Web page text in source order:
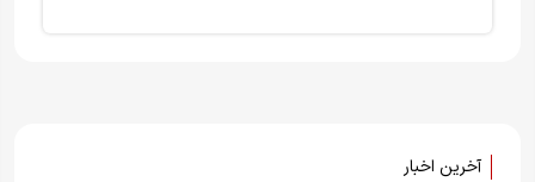
آخرین اخبار